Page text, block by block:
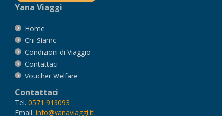
Yana Viaggi
Home
Chi Siamo
Condizioni di Viaggio
Contattaci
Voucher Welfare
Contattaci
Tel. 0571 913093
Email. info@yanaviaggi.it